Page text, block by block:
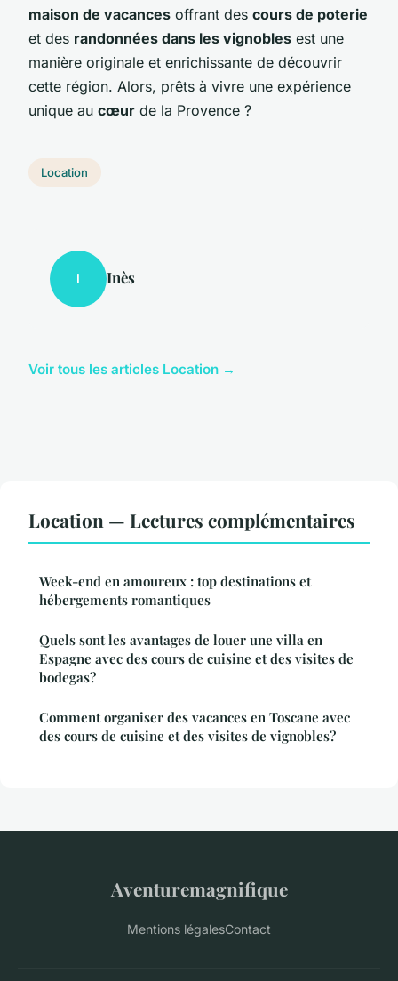
maison de vacances offrant des cours de poterie
et des randonnées dans les vignobles est une
manière originale et enrichissante de découvrir
cette région. Alors, prêts à vivre une expérience
unique au cœur de la Provence ?
Location
I Inès
Voir tous les articles Location →
Location — Lectures complémentaires
Week-end en amoureux : top destinations et
hébergements romantiques
Quels sont les avantages de louer une villa en
Espagne avec des cours de cuisine et des visites de
bodegas?
Comment organiser des vacances en Toscane avec
des cours de cuisine et des visites de vignobles?
Aventuremagnifique
Mentions légalesContact